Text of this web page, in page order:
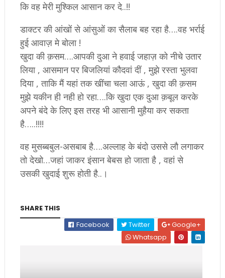
कि वह मेरी मुश्किल आसान कर दे..!!
डाक्टर की आंखों से आंसुओं का सैलाब बह रहा है….वह भर्राई
हुई आवाज़ मे बोला !
खुदा की क़सम….आपकी दुआ ने हवाई जहाज़ को नीचे उतार
लिया , आसमान पर बिजलियां कौदवां दीं , मुझे रस्ता भुलवा
दिया , ताकि मैं यहां तक खींचा चला आऊं , खुदा की क़सम
मुझे यकीन ही नही हो रहा….कि खुदा एक दुआ क़बूल करके
अपने बंदे के लिए इस तरह भी आसानी मुहैया कर सकता
है…..!!!!
वह मुसब्बबुल-असबाब है….अल्लाह के बंदो उससे लौ लगाकर
तो देखो…जहां जाकर इंसान बेबस हो जाता है , वहां से
उसकी खुदाई शुरू होती है..।
SHARE THIS
Facebook
Twitter
Google+
Whatsapp